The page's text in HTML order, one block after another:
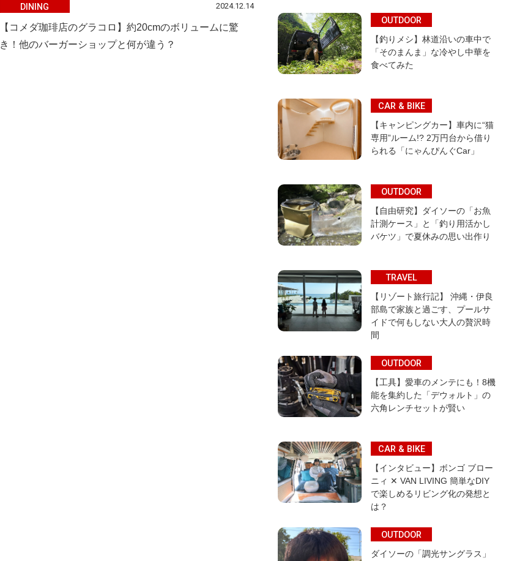
DINING 2024.12.14
【コメダ珈琲店のグラコロ】約20cmのボリュームに驚
き！他のバーガーショップと何が違う？
OUTDOOR
【釣りメシ】林道沿いの車中で
「そのまんま」な冷やし中華を
食べてみた
CAR & BIKE
【キャンピングカー】車内に“猫
専用”ルーム!? 2万円台から借り
られる「にゃんぴんぐCar」
OUTDOOR
【自由研究】ダイソーの「お魚
計測ケース」と「釣り用活かし
バケツ」で夏休みの思い出作り
TRAVEL
【リゾート旅行記】 沖縄・伊良
部島で家族と過ごす、プールサ
イドで何もしない大人の贅沢時
間
OUTDOOR
【工具】愛車のメンテにも！8機
能を集約した「デウォルト」の
六角レンチセットが賢い
CAR & BIKE
【インタビュー】ボンゴ ブロー
ニィ ✕ VAN LIVING 簡単なDIY
で楽しめるリビング化の発想と
は？
OUTDOOR
ダイソーの「調光サングラス」